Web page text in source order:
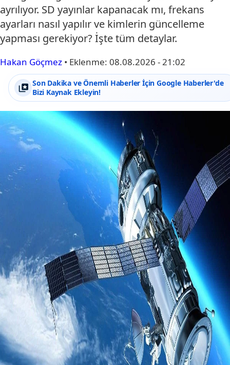
ayrılıyor. SD yayınlar kapanacak mı, frekans
ayarları nasıl yapılır ve kimlerin güncelleme
yapması gerekiyor? İşte tüm detaylar.
Hakan Göçmez • Eklenme: 08.08.2026 - 21:02
Son Dakika ve Önemli Haberler İçin Google Haberler'de
Bizi Kaynak Ekleyin!